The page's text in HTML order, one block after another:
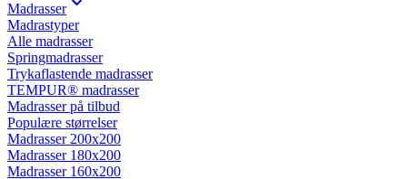
Madrasser
Madrastyper
Alle madrasser
Springmadrasser
Trykaflastende madrasser
TEMPUR® madrasser
Madrasser på tilbud
Populære størrelser
Madrasser 200x200
Madrasser 180x200
Madrasser 160x200